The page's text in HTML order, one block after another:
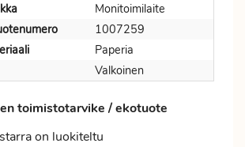
Monitoimilaite
1007259
Paperia
Valkoinen
toimistotarvike / ekotuote
on luokiteltu